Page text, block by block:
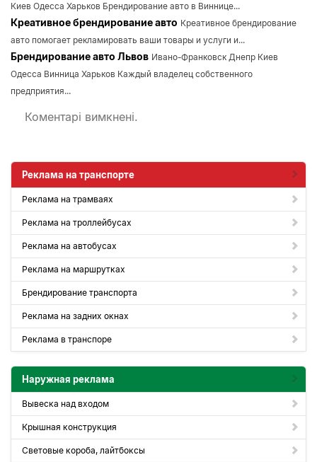
Киев Одесса Харьков Брендирование авто в Виннице...
Креативное брендирование авто Креативное брендирование
авто помогает рекламировать ваши товары и услуги и...
Брендирование авто Львов Ивано-Франковск Днепр Киев
Одесса Винница Харьков Каждый владелец собственного
предприятия...
Коментарі вимкнені.
Реклама на транспорте
Реклама на трамваях
Реклама на троллейбусах
Реклама на автобусах
Реклама на маршрутках
Брендирование транспорта
Реклама на задних окнах
Реклама в транспоре
Наружная реклама
Вывеска над входом
Крышная конструкция
Световые короба, лайтбоксы